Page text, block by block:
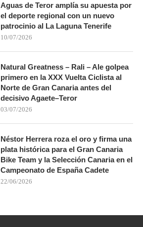
Aguas de Teror amplía su apuesta por
el deporte regional con un nuevo
patrocinio al La Laguna Tenerife
10/07/2026
Natural Greatness – Rali – Ale golpea
primero en la XXX Vuelta Ciclista al
Norte de Gran Canaria antes del
decisivo Agaete–Teror
03/07/2026
Néstor Herrera roza el oro y firma una
plata histórica para el Gran Canaria
Bike Team y la Selección Canaria en el
Campeonato de España Cadete
22/06/2026